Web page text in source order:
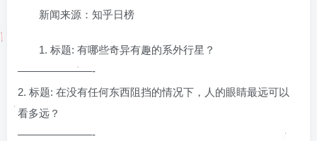
新闻来源：知乎日榜
1. 标题: 有哪些奇异有趣的系外行星？
———————-
2. 标题: 在没有任何东西阻挡的情况下，人的眼睛最远可以
看多远？
———————-